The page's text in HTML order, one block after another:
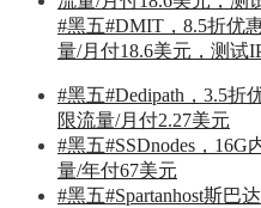
#黑五#DMIT，8.5折优
量/月付18.6美元，测试
#黑五#Dedipath，3.5折
限流量/月付2.27美元
#黑五#SSDnodes，16G
量/年付67美元
#黑五#Spartanhost斯巴